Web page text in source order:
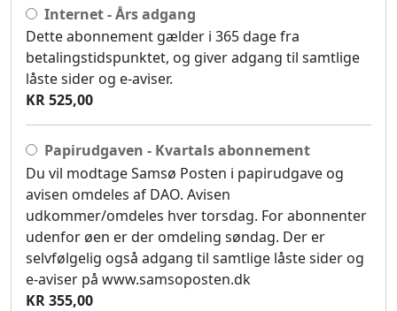
Internet - Års adgang
Dette abonnement gælder i 365 dage fra
betalingstidspunktet, og giver adgang til samtlige
låste sider og e-aviser.
KR 525,00
Papirudgaven - Kvartals abonnement
Du vil modtage Samsø Posten i papirudgave og
avisen omdeles af DAO. Avisen
udkommer/omdeles hver torsdag. For abonnenter
udenfor øen er der omdeling søndag. Der er
selvfølgelig også adgang til samtlige låste sider og
e-aviser på www.samsoposten.dk
KR 355,00